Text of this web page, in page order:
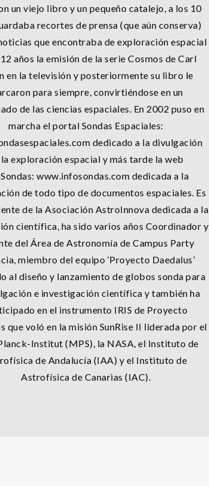
un viejo libro y un pequeño catalejo, a los 10
recortes de prensa (que aún conserva)
que encontraba de exploración espacial
años la emisión de la serie Cosmos de Carl
en la televisión y posteriormente su libro le
para siempre, convirtiéndose en un
de las ciencias espaciales. En 2002 puso en
marcha el portal Sondas Espaciales:
dedicado a la divulgación
exploración espacial y más tarde la web
www.infosondas.com dedicada a la
de todo tipo de documentos espaciales. Es
de la Asociación AstroInnova dedicada a la
científica, ha sido varios años Coordinador y
del Área de Astronomía de Campus Party
miembro del equipo ‘Proyecto Daedalus’
al diseño y lanzamiento de globos sonda para
e investigación científica y también ha
en el instrumento IRIS de Proyecto
que voló en la misión SunRise II liderada por el
Institut (MPS), la NASA, el Instituto de
de Andalucía (IAA) y el Instituto de
Astrofísica de Canarias (IAC).